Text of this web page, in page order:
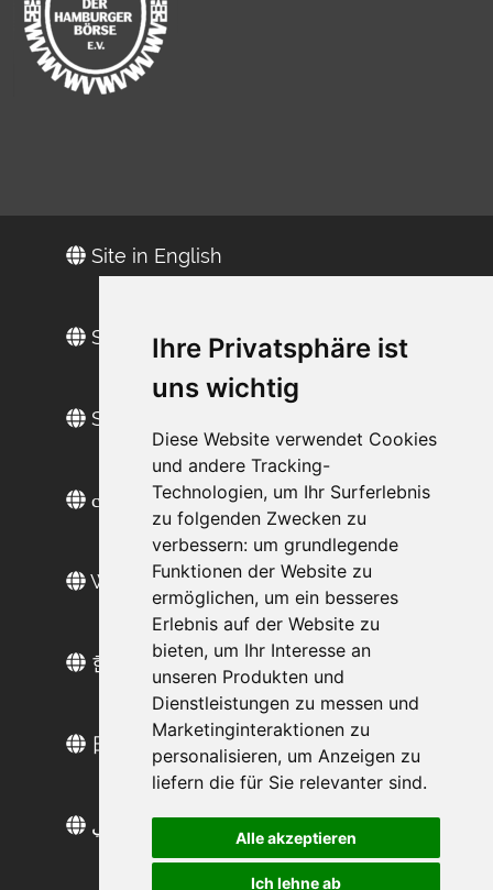
Ihre Privatsphäre ist
uns wichtig
Diese Website verwendet Cookies
und andere Tracking-
Technologien, um Ihr Surferlebnis
zu folgenden Zwecken zu
verbessern: um grundlegende
Funktionen der Website zu
ermöglichen, um ein besseres
Erlebnis auf der Website zu
bieten, um Ihr Interesse an
unseren Produkten und
Dienstleistungen zu messen und
Marketinginteraktionen zu
personalisieren, um Anzeigen zu
liefern die für Sie relevanter sind.
Alle akzeptieren
Ich lehne ab
Site in English
Site en français
Sitio web en español
сайт на русском
Web sitesi türkçe
한국 웹 사이트
日本語のウェブサイト
موقع عربي